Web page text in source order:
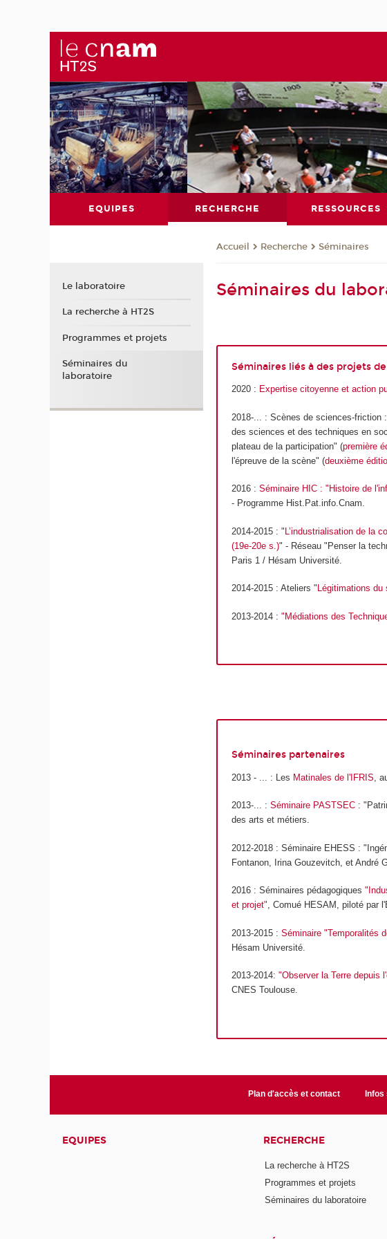
EQUIPES RECHERCHE RESSOURCES
Accueil Recherche Séminaires
Séminaires du
Séminaires liés à des projets
2020 : Expertise citoyenne et action
2018-... : Scènes de sciences-friction
des sciences et des techniques en
plateau de la participation" (première
l'épreuve de la scène" (deuxième
2016 : Séminaire HIC : "Histoire de
- Programme Hist.Pat.info.Cnam.
2014-2015 : " L’industrialisation de la
(19e-20e s.)" - Réseau "Penser la
Paris 1 / Hésam Université.
2014-2015 : Ateliers " Légitimations du
2013-2014 : "Médiations des
Séminaires partenaires
2013 - ... : Les Matinales de l'IFRIS ,
2013-... : Séminaire PASTSEC:
des arts et métiers.
2012-2018 : Séminaire EHESS :
Fontanon, Irina Gouzevitch, et André
2016 : Séminaires pédagogiques
et projet", Comué HESAM, piloté par
2013-2015 : Séminaire "Temporalités
Hésam Université.
2013-2014: "Observer la Terre depuis
CNES Toulouse.
Le laboratoire
La recherche à HT2S
Programmes et projets
Séminaires du
laboratoire
Plan d'accès et contact Infos
EQUIPES RECHERCHE
La recherche à HT2S
Programmes et projets
Séminaires du laboratoire